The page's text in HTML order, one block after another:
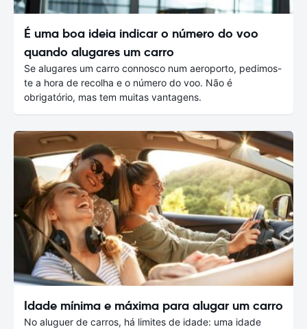
É uma boa ideia indicar o número do voo
quando alugares um carro
Se alugares um carro connosco num aeroporto, pedimos-
te a hora de recolha e o número do voo. Não é
obrigatório, mas tem muitas vantagens.
Idade mínima e máxima para alugar um carro
No aluguer de carros, há limites de idade: uma idade